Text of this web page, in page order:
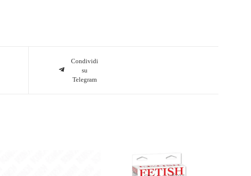
Condividi
su
Telegram